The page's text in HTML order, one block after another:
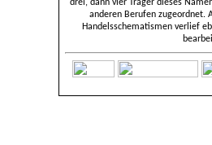
drei, dann vier Träger dieses
anderen Berufen zugeordnet.
Handelsschematismen verlief